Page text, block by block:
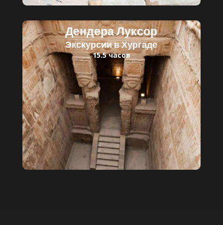
Дендера Луксор
Экскурсии в Хургаде
15.5 часов
Взрослый билет: 55 $
Детский билет: 30 $
Читать далее